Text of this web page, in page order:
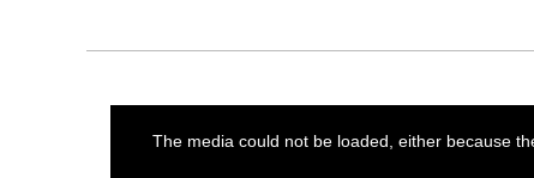
The media could not be loaded, either because